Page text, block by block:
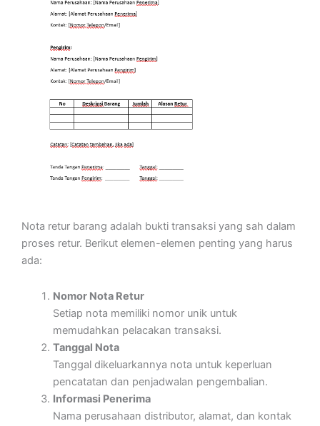
Nota retur barang adalah bukti transaksi yang sah dalam
proses retur. Berikut elemen-elemen penting yang harus
ada:
Nomor Nota Retur
Setiap nota memiliki nomor unik untuk
memudahkan pelacakan transaksi.
Tanggal Nota
Tanggal dikeluarkannya nota untuk keperluan
pencatatan dan penjadwalan pengembalian.
Informasi Penerima
Nama perusahaan distributor, alamat, dan kontak